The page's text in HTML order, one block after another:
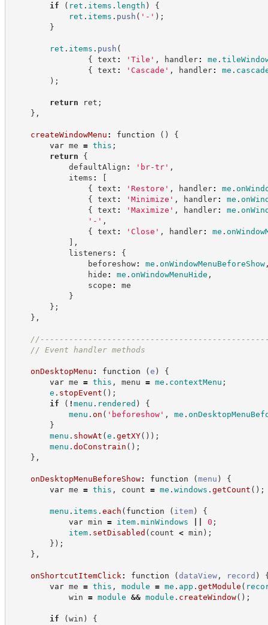
if ( ret . items . length )
{
ret . items . push ( ' - ' ) ;
}
ret . items . push (
{ text : ' Tile ' , handler: me .
{ text : ' Cascade ' , handler: me .
) ;
return ret ;
} ,
createWindowMenu : function ( )
{
var me = this ;
return
{
defaultAlign : ' br-tr' ,
items :
[
{ text : ' Restore ' , handler: me .
{ text : ' Minimize ' , handler: me .
{ text : ' Maximize ' , handler: me .
' - ' ,
{ text : ' Close ' , handler: me .
] ,
listeners :
{
beforeshow: me . onWindowMenuBeforeShow
hide : me . onWindowMenuHide ,
scope :
me
}
} ;
} ,
//
// Event handler methods
onDesktopMenu : function (e )
{
var me = this , menu = me . contextMenu ;
e . stopEvent ( ) ;
if
( ! menu . rendered )
{
menu . on ( ' beforeshow' , me .
}
menu . showAt (e . getXY( ) ) ;
menu . doConstrain ( ) ;
} ,
onDesktopMenuBeforeShow: function (menu )
{
var me = this , count = me . windows . getCount ( ) ;
menu . items . each ( function ( item)
{
var min = item. minWindows 0 ;
item. setDisabled ( count < min ) ;
} ) ;
} ,
onShortcutItemClick : function (dataView, record )
var me = this , module = me . app . getModule (
win = module && module . createWindow( ) ;
if (win )
{